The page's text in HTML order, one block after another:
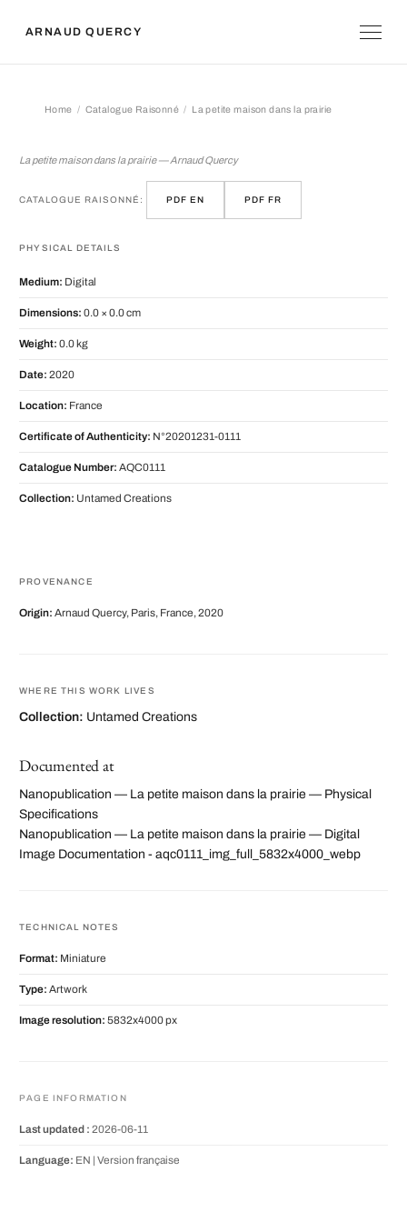
ARNAUD QUERCY
Home Catalogue Raisonné La petite maison dans la prairie
La petite maison dans la prairie — Arnaud Quercy
CATALOGUE RAISONNÉ: PDF EN PDF FR
PHYSICAL DETAILS
Medium: Digital
Dimensions: 0.0 × 0.0 cm
Weight: 0.0 kg
Date: 2020
Location: France
Certificate of Authenticity: N°20201231-0111
Catalogue Number: AQC0111
Collection: Untamed Creations
PROVENANCE
Origin: Arnaud Quercy, Paris, France, 2020
WHERE THIS WORK LIVES
Collection: Untamed Creations
Documented at
Nanopublication — La petite maison dans la prairie — Physical
Specifications
Nanopublication — La petite maison dans la prairie — Digital
Image Documentation - aqc0111_img_full_5832x4000_webp
TECHNICAL NOTES
Format: Miniature
Type: Artwork
Image resolution: 5832x4000 px
PAGE INFORMATION
Last updated : 2026-06-11
Language: EN | Version française